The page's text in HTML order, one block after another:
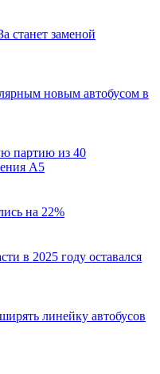
станет заменой
новым автобусом в
партию из 40
А5
на 22%
в 2025 году оставался
линейку автобусов